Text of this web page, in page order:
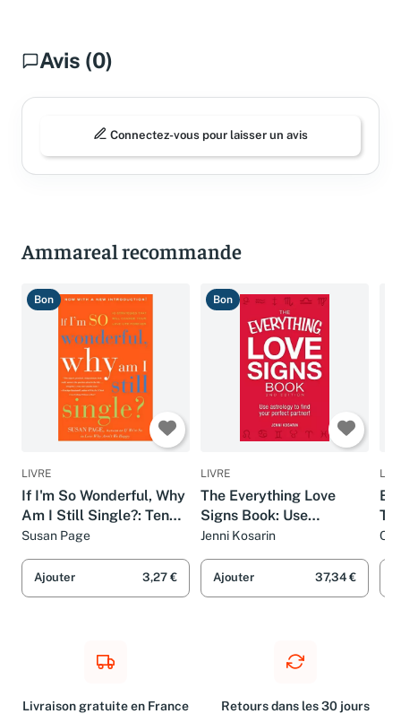
Avis (0)
Connectez-vous pour laisser un avis
Ammareal recommande
Bon
LIVRE
If I'm So Wonderful, Why
Am I Still Single?: Ten
Strategies That Will
Change Your Love Life
Forever
Susan Page
Ajouter 3,27 €
Bon
LIVRE
The Everything Love
Signs Book: Use
astrology to find your
perfect partner!
(Everything Series)
Jenni Kosarin
Ajouter 37,34 €
Livraison gratuite en France
Retours dans les 30 jours